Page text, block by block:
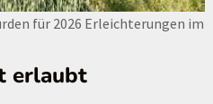
für 2026 Erleichterungen im
erlaubt